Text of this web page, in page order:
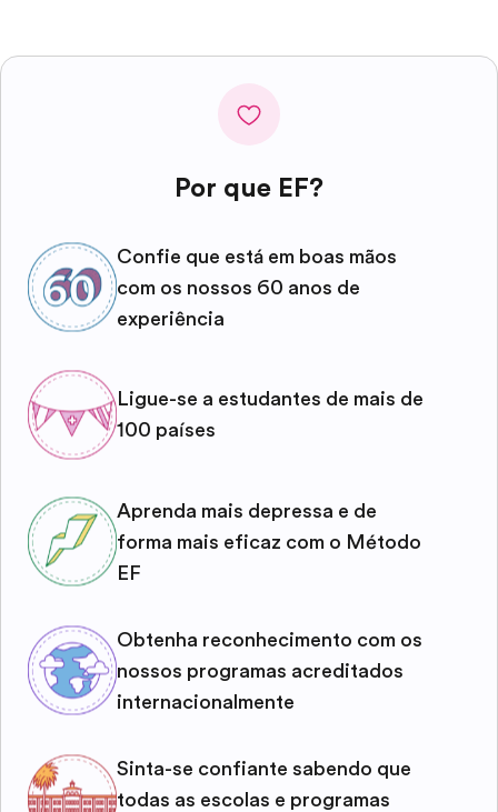
Por que EF?
Confie que está em boas mãos
com os nossos 60 anos de
experiência
Ligue-se a estudantes de mais de
100 países
Aprenda mais depressa e de
forma mais eficaz com o Método
EF
Obtenha reconhecimento com os
nossos programas acreditados
internacionalmente
Sinta-se confiante sabendo que
todas as escolas e programas